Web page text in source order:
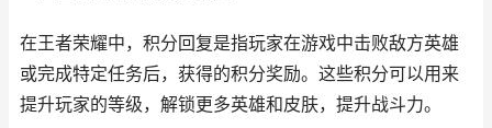
在王者荣耀中，积分回复是指玩家在游戏中击败敌方英雄
或完成特定任务后，获得的积分奖励。这些积分可以用来
提升玩家的等级，解锁更多英雄和皮肤，提升战斗力。